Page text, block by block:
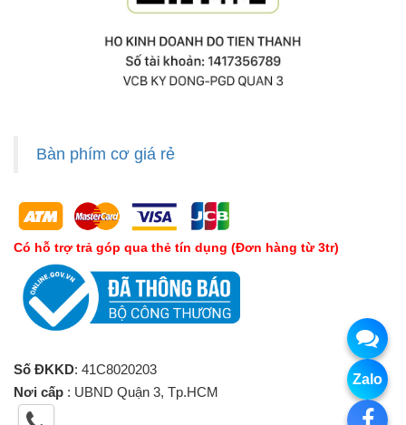
Bàn phím cơ giá rẻ
Có hỗ trợ trả góp qua thẻ tín dụng (Đơn hàng từ 3tr)
Số ĐKKD: 41C8020203
Nơi cấp : UBND Quận 3, Tp.HCM
Zalo